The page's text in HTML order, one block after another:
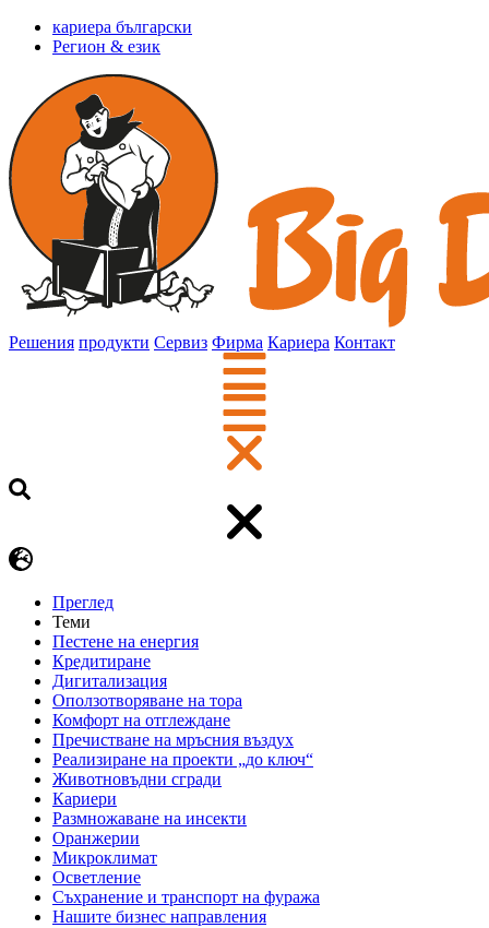
кариера български
Регион & език
Решения продукти Сервиз Фирма Кариера Контакт
Преглед
Теми
Пестене на енергия
Кредитиране
Дигитализация
Оползотворяване на тора
Комфорт на отглеждане
Пречистване на мръсния въздух
Реализиране на проекти „до ключ“
Животновъдни сгради
Кариери
Размножаване на инсекти
Оранжерии
Микроклимат
Осветление
Съхранение и транспорт на фуража
Нашите бизнес направления